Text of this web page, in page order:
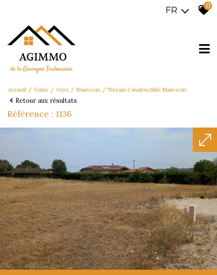
FR 0
Accueil Vente Gers Mauvezin Terrain Constructible Mauvezin
Retour aux résultats
Référence : 1136